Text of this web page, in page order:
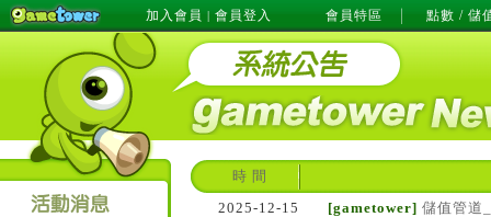
加入會員 | 會員登入 會員特區 點數 / 儲
時 間
2025-12-15
[gametower] 儲值管道